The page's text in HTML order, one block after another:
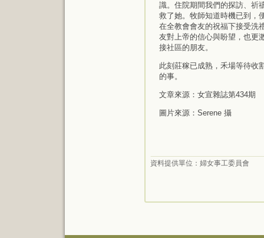
識。住院期間我們的探訪、祈
救了她。牧師知道時機已到，
在全教會會友的祝福下接受洗
友對上帝的信心與盼望，也更
接社區的朋友。
此刻莊稼已成熟，禾場等待收
的事。
文章來源：女宣雜誌第434期
圖片來源：Serene 攝
資料提供單位： 婦女事工委員會